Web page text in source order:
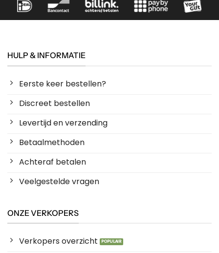
HULP & INFORMATIE
Eerste keer bestellen?
Discreet bestellen
Levertijd en verzending
Betaalmethoden
Achteraf betalen
Veelgestelde vragen
ONZE VERKOPERS
Verkopers overzicht